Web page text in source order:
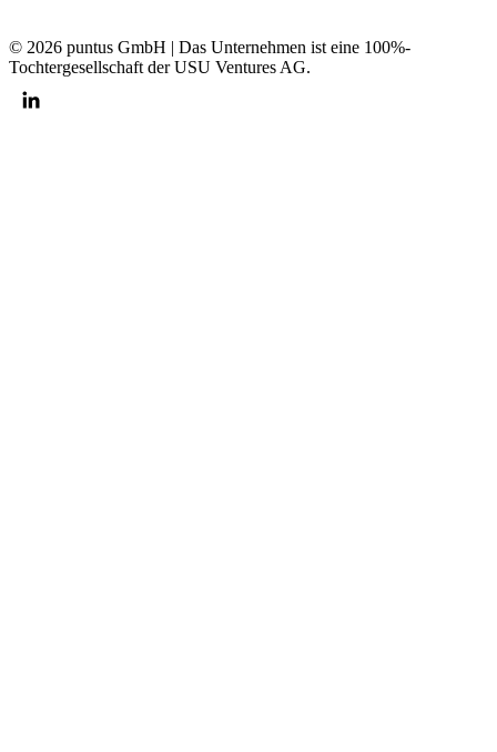
© 2026 puntus GmbH | Das Unternehmen ist eine 100%-
Tochtergesellschaft der USU Ventures AG.